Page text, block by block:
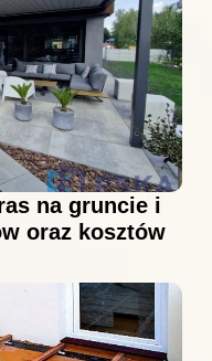
na gruncie i
oraz kosztów